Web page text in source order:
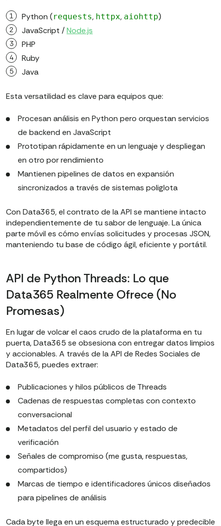
Python (requests, httpx, aiohttp)
JavaScript /Node.js
PHP
Ruby
Java
Esta versatilidad es clave para equipos que:
Procesan análisis en Python pero orquestan servicios
de backend en JavaScript
Prototipan rápidamente en un lenguaje y despliegan
en otro por rendimiento
Mantienen pipelines de datos en expansión
sincronizados a través de sistemas poliglota
Con Data365, el contrato de la API se mantiene intacto
independientemente de tu sabor de lenguaje. La única
parte móvil es cómo envías solicitudes y procesas JSON,
manteniendo tu base de código ágil, eficiente y portátil.
API de Python Threads: Lo que
Data365 Realmente Ofrece (No
Promesas)
En lugar de volcar el caos crudo de la plataforma en tu
puerta, Data365 se obsesiona con entregar datos limpios
y accionables. A través de la API de Redes Sociales de
Data365, puedes extraer:
Publicaciones y hilos públicos de Threads
Cadenas de respuestas completas con contexto
conversacional
Metadatos del perfil del usuario y estado de
verificación
Señales de compromiso (me gusta, respuestas,
compartidos)
Marcas de tiempo e identificadores únicos diseñados
para pipelines de análisis
Cada byte llega en un esquema estructurado y predecible